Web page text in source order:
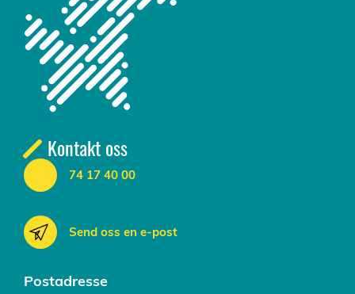
Kontakt oss
74 17 40 00
Send oss en e-post
Postadresse